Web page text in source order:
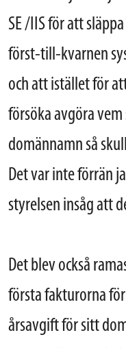
SE /IIS för att
först-till-kvarnen
och att istället för
försöka avgöra
domännamn så
Det var inte förrän
styrelsen insåg att
Det blev också
första fakturorna
årsavgift för sitt